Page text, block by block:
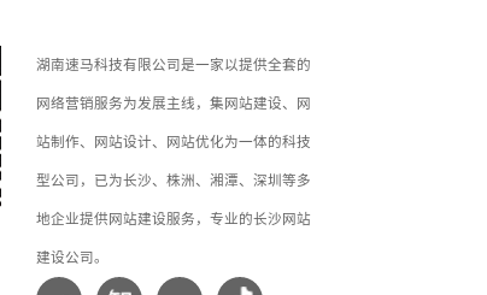
湖南速马科技有限公司是一家以提供全套的
网络营销服务为发展主线，集网站建设、网
站制作、网站设计、网站优化为一体的科技
型公司，已为长沙、株洲、湘潭、深圳等多
地企业提供网站建设服务，专业的长沙网站
建设公司。